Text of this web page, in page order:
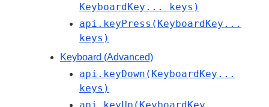
KeyboardKey... keys)
api.keyPress(KeyboardKey...
keys)
Keyboard (Advanced)
api.keyDown(KeyboardKey...
keys)